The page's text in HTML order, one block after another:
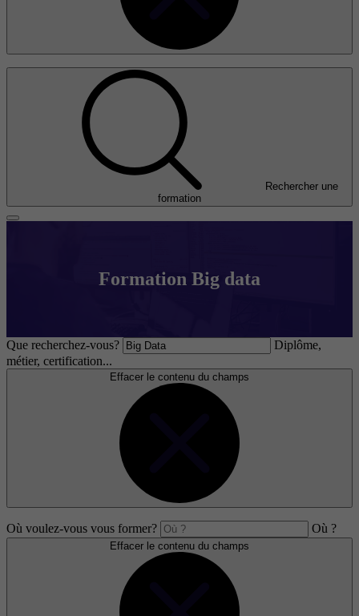
Rechercher une
formation
Formation Big data
Que recherchez-vous?
Diplôme,
métier, certification...
Effacer le contenu du champs
Où voulez-vous vous former? Où ?
Effacer le contenu du champs